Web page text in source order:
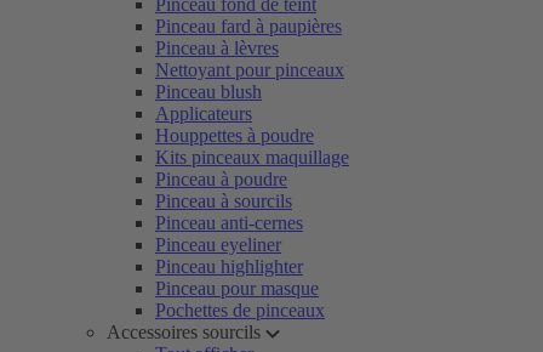
Pinceau fond de teint
Pinceau fard à paupières
Pinceau à lèvres
Nettoyant pour pinceaux
Pinceau blush
Applicateurs
Houppettes à poudre
Kits pinceaux maquillage
Pinceau à poudre
Pinceau à sourcils
Pinceau anti-cernes
Pinceau eyeliner
Pinceau highlighter
Pinceau pour masque
Pochettes de pinceaux
Accessoires sourcils